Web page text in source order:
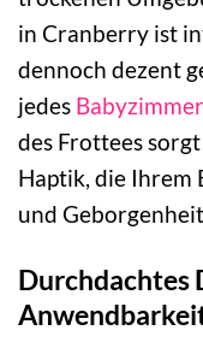
in Cranberry ist
dennoch dezent
jedes Babyzimmer
des Frottees
Haptik, die Ihrem
und
Durchdachtes